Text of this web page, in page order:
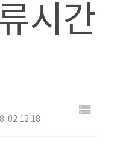
시간
02 12:18